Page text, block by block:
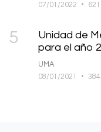
07/01/2022
•
5
Unidad de
para el año
UMA
08/01/2021
•